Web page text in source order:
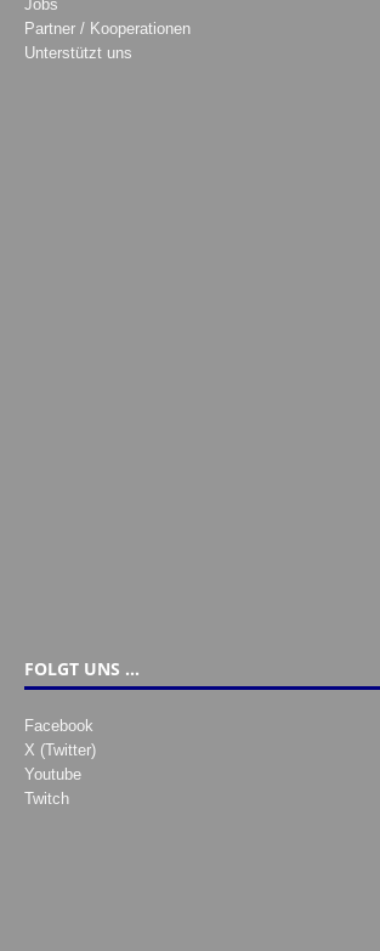
Jobs
Partner / Kooperationen
Unterstützt uns
FOLGT UNS …
Facebook
X (Twitter)
Youtube
Twitch